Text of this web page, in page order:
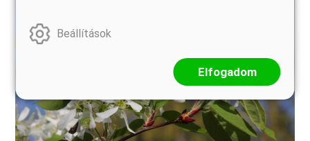
Beállítások
Elfogadom